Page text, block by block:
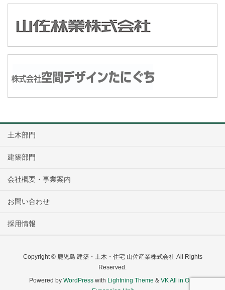
土木部門
建築部門
会社概要・事業案内
お問い合わせ
採用情報
Copyright © 鹿児島 建築・土木・住宅 山佐産業株式会社 All Rights
Reserved.
Powered by WordPresswith Lightning Theme & VK All in One